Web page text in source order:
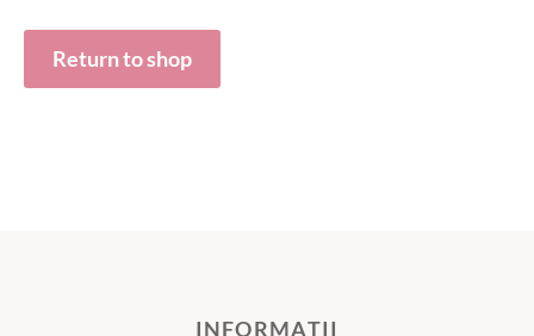
Return to shop
INFORMATII